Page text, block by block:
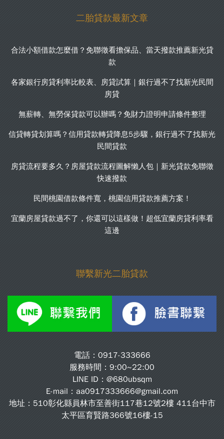
二胎貸款最新文章
合法小額借款怎麼借？免聯徵看擔保品、當天撥款推薦新光貸
款
各家銀行房貸利率比較表、房貸試算｜銀行過不了找新光民間
房貸
無薪轉、無勞保貸款可以辦嗎？免財力證明申請條件整理
信貸轉貸划算嗎？信用貸款轉貸降息5步驟，銀行過不了找新光
民間貸款
房貸流程要多久？房屋貸款流程圖解懶人包｜新光貸款免聯徵
快速撥款
民間桃園借款條件寬，桃園信用貸款推薦方案！
宜蘭房屋貸款過不了，你還可以這樣做！超低宜蘭房貸利率看
這邊
聯繫新光二胎貸款
電話： 0917-333666
服務時間：9:00~22:00
LINE ID： @680ubsqm
E-mail： aa0917333666@gmail.com
地址：510彰化縣員林市至善街117巷12號2樓 411台中市
太平區育賢路366號16樓-15